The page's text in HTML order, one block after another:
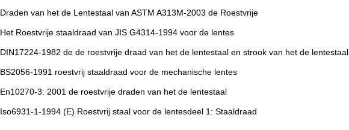
Draden van het de Lentestaal van ASTM A313M-2003 de Roestvrije
Het Roestvrije staaldraad van JIS G4314-1994 voor de lentes
DIN17224-1982 de de roestvrije draad van het de lentestaal en strook van het de lentestaal
BS2056-1991 roestvrij staaldraad voor de mechanische lentes
En10270-3: 2001 de roestvrije draden van het de lentestaal
Iso6931-1-1994 (E) Roestvrij staal voor de lentesdeel 1: Staaldraad